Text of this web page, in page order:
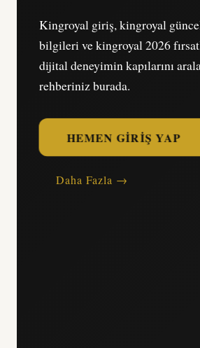
Kingroyal giriş, kingroyal
bilgileri ve kingroyal 2026
dijital deneyimin kapılarını
rehberiniz burada.
HEMEN GIRIŞ YAP
Daha Fazla →